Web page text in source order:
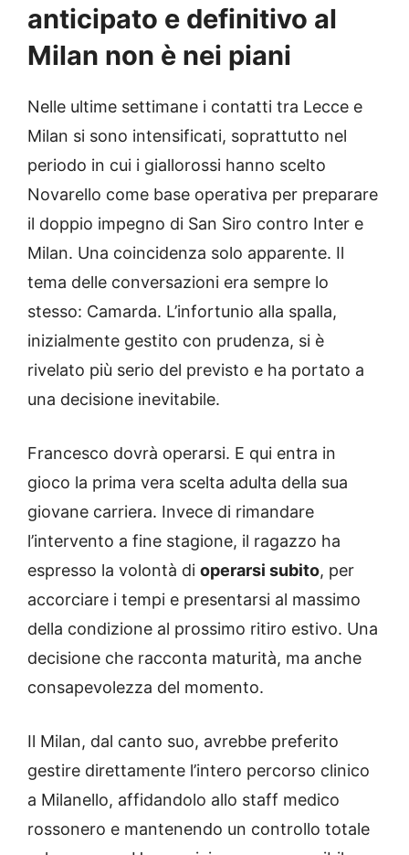
anticipato e definitivo al
Milan non è nei piani
Nelle ultime settimane i contatti tra Lecce e
Milan si sono intensificati, soprattutto nel
periodo in cui i giallorossi hanno scelto
Novarello come base operativa per preparare
il doppio impegno di San Siro contro Inter e
Milan. Una coincidenza solo apparente. Il
tema delle conversazioni era sempre lo
stesso: Camarda. L’infortunio alla spalla,
inizialmente gestito con prudenza, si è
rivelato più serio del previsto e ha portato a
una decisione inevitabile.
Francesco dovrà operarsi. E qui entra in
gioco la prima vera scelta adulta della sua
giovane carriera. Invece di rimandare
l’intervento a fine stagione, il ragazzo ha
espresso la volontà di operarsi subito, per
accorciare i tempi e presentarsi al massimo
della condizione al prossimo ritiro estivo. Una
decisione che racconta maturità, ma anche
consapevolezza del momento.
Il Milan, dal canto suo, avrebbe preferito
gestire direttamente l’intero percorso clinico
a Milanello, affidandolo allo staff medico
rossonero e mantenendo un controllo totale